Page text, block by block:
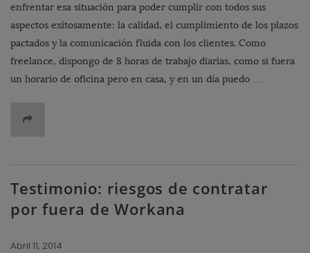
enfrentar esa situación para poder cumplir con todos sus
aspectos exitosamente: la calidad, el cumplimiento de los plazos
pactados y la comunicación fluida con los clientes. Como
freelance, dispongo de 8 horas de trabajo diarias, como si fuera
un horario de oficina pero en casa, y en un día puedo …
Testimonio: riesgos de contratar
por fuera de Workana
Abril 11, 2014